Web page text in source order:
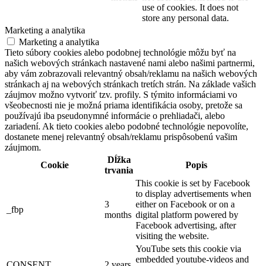
use of cookies. It does not
store any personal data.
Marketing a analytika
Marketing a analytika
Tieto súbory cookies alebo podobnej technológie môžu byť na
našich webových stránkach nastavené nami alebo našimi partnermi,
aby vám zobrazovali relevantný obsah/reklamu na našich webových
stránkach aj na webových stránkach tretích strán. Na základe vašich
záujmov možno vytvoriť tzv. profily. S týmito informáciami vo
všeobecnosti nie je možná priama identifikácia osoby, pretože sa
používajú iba pseudonymné informácie o prehliadači, alebo
zariadení. Ak tieto cookies alebo podobné technológie nepovolíte,
dostanete menej relevantný obsah/reklamu prispôsobenú vašim
záujmom.
Cookie
Dĺžka
trvania
Popis
_fbp
3
months
This cookie is set by Facebook
to display advertisements when
either on Facebook or on a
digital platform powered by
Facebook advertising, after
visiting the website.
YouTube sets this cookie via
embedded youtube-videos and